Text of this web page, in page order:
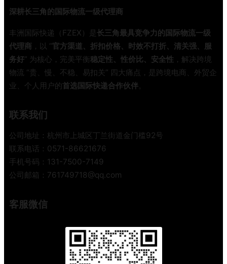
钱
境
流
服
务
商
选
时
本
全
深耕长三角的国际物流一级代理商
丰洲国际快递（FZEX）是 长三角最具竞争力的国际物流一级
代理商 ，以 “官方渠道、折扣价格、时效不打折、清关强、服
务好” 为核心，完美平衡稳定性、性价比、安全性 ，解决跨境
物流 “贵、慢、不稳、易扣关” 四大痛点，是跨境电商、外贸企
业、个人用户的首选国际快递合作伙伴
联系我们
公司地址：杭州市上城区丁兰街道金门槛92号
联系电话：0571-86621676
手机号码：131-7500-7149
公司邮箱：761749718@qq.com
客服微信